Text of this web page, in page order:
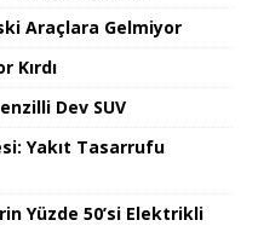
Araçlara Gelmiyor
Kırdı
Dev SUV
Yakıt Tasarrufu
Yüzde 50’si Elektrikli